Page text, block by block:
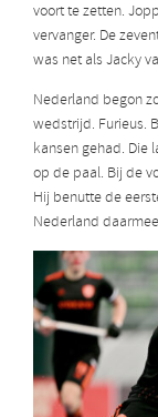
voort te zetten.
vervanger. De
was net als Jacky
Nederland begon
wedstrijd. Furieus.
kansen gehad. Die
op de paal. Bij de
Hij benutte de
Nederland